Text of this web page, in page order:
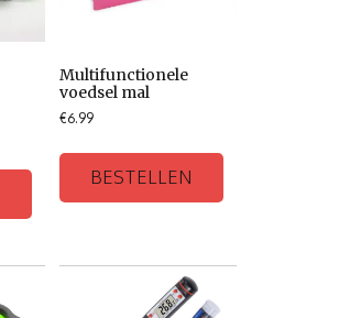
Multifunctionele
voedsel mal
€6.99
BESTELLEN